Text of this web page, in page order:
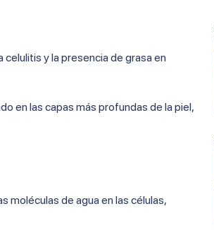
y la presencia de grasa en
en las capas más profundas de la piel,
moléculas de agua en las células,